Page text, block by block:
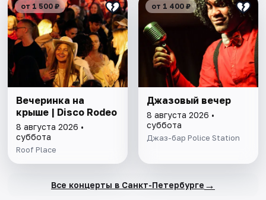
от 1 500 ₽
Вечеринка на
крыше | Disco Rodeo
8 августа 2026 •
суббота
Roof Place
от 1 400 ₽
Джазовый вечер
8 августа 2026 •
суббота
Джаз-бар Police Station
Все концерты в Санкт-Петербурге →